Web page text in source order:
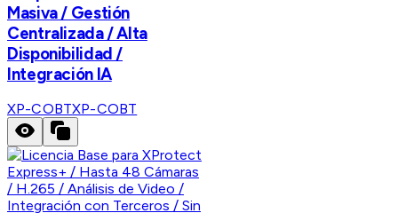
Masiva / Gestión
Centralizada / Alta
Disponibilidad /
Integración IA
XP-COBTXP-COBT